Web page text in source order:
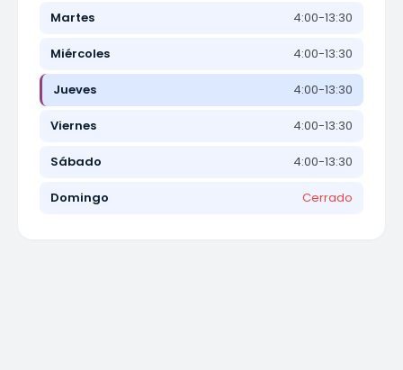
Martes 4:00-13:30
Miércoles 4:00-13:30
Jueves 4:00-13:30
Viernes 4:00-13:30
Sábado 4:00-13:30
Domingo Cerrado